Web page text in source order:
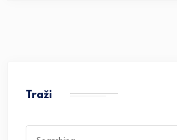
Traži